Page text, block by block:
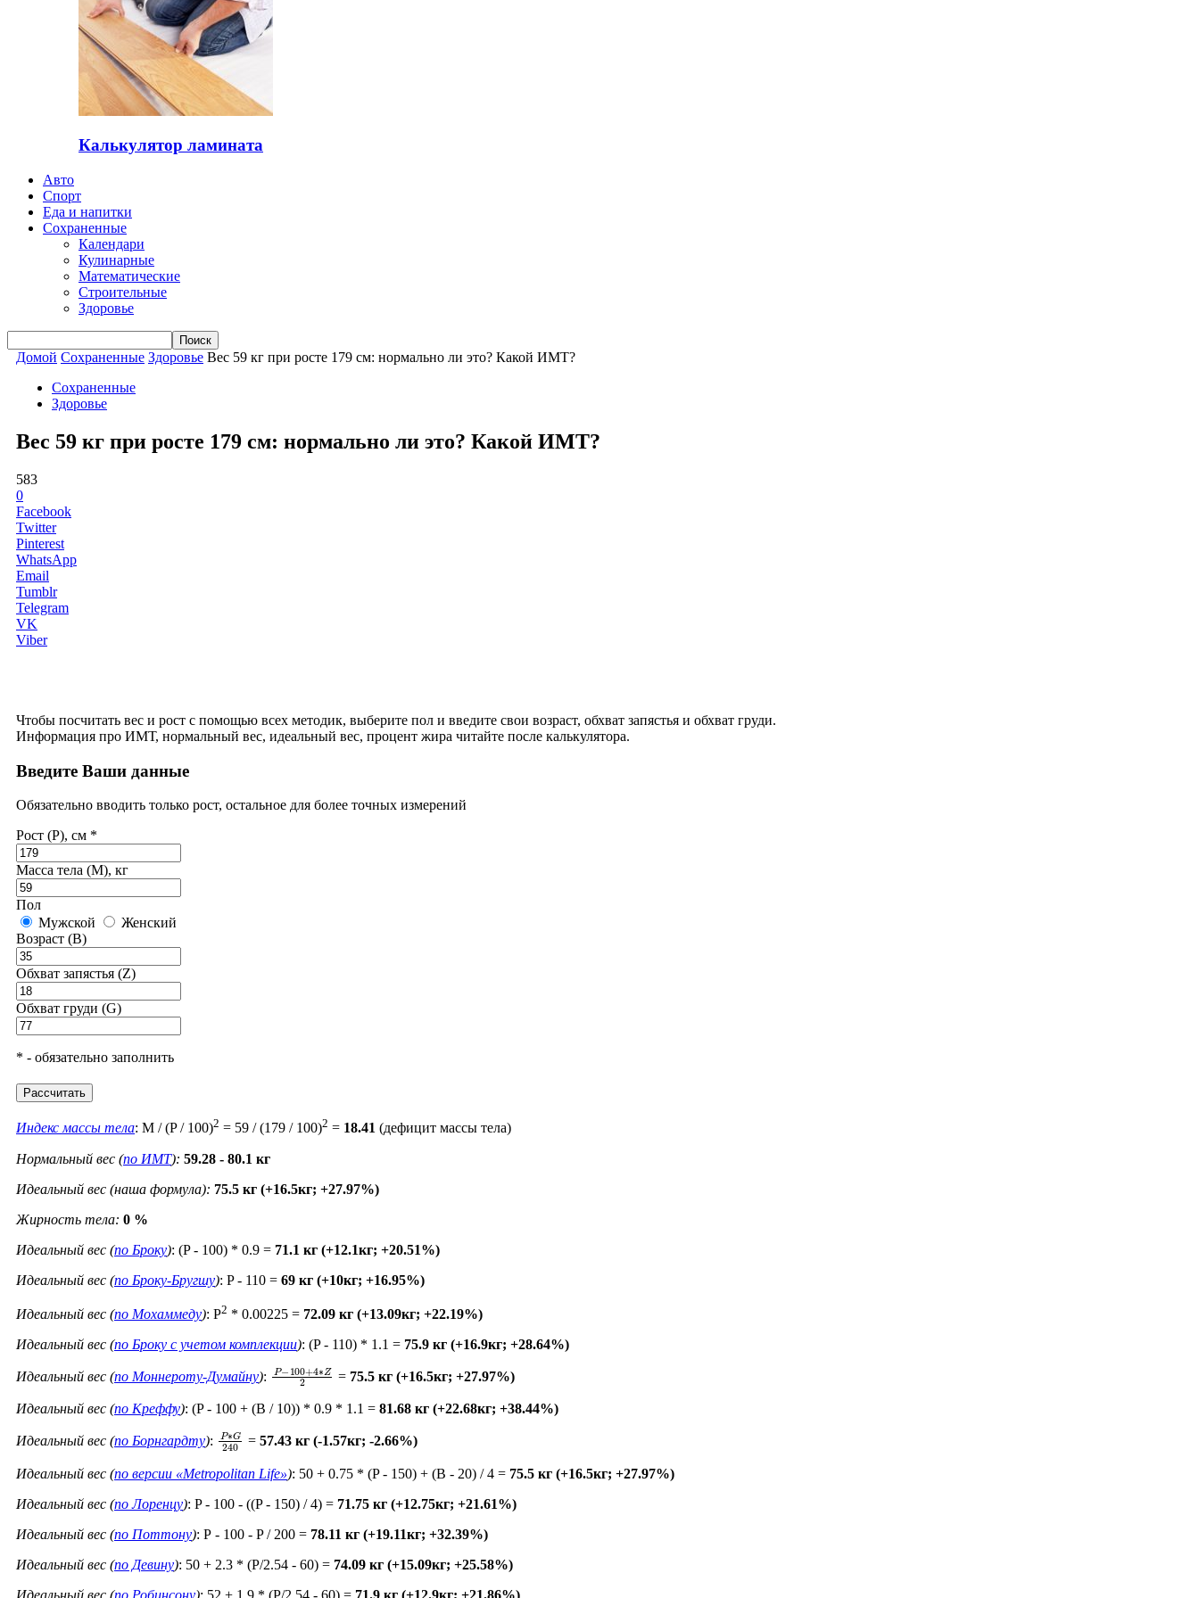
Калькулятор ламината
Авто
Спорт
Еда и напитки
Сохраненные
Календари
Кулинарные
Математические
Строительные
Здоровье
Домой Сохраненные Здоровье Вес 59 кг при росте 179 см: нормально ли это? Какой ИМТ?
Сохраненные
Здоровье
Вес 59 кг при росте 179 см: нормально ли это? Какой ИМТ?
583
0
Facebook
Twitter
Pinterest
WhatsApp
Email
Tumblr
Telegram
VK
Viber
Чтобы посчитать вес и рост с помощью всех методик, выберите пол и введите свои возраст, обхват запястья и обхват груди.
Информация про ИМТ, нормальный вес, идеальный вес, процент жира читайте после калькулятора.
Введите Ваши данные
Обязательно вводить только рост, остальное для более точных измерений
Рост (P), см *
Масса тела (M), кг
Пол
Мужской
Женский
Возраст (B)
Обхват запястья (Z)
Обхват груди (G)
* - обязательно заполнить
Рассчитать
Индекс массы тела: M / (P / 100)2 = 59 / (179 / 100)2 = 18.41 (дефицит массы тела)
Нормальный вес (по ИМТ): 59.28 - 80.1 кг
Идеальный вес (наша формула): 75.5 кг (+16.5кг; +27.97%)
Жирность тела: 0 %
Идеальный вес (по Броку): (P - 100) * 0.9 = 71.1 кг (+12.1кг; +20.51%)
Идеальный вес (по Броку-Бругшу): P - 110 = 69 кг (+10кг; +16.95%)
Идеальный вес (по Мохаммеду): P2 * 0.00225 = 72.09 кг (+13.09кг; +22.19%)
Идеальный вес (по Броку c учетом комплекции): (P - 110) * 1.1 = 75.9 кг (+16.9кг; +28.64%)
Идеальный вес (по Моннероту-Думайну): P− 100 +4∗ 2
= 75.5 кг (+16.5кг; +27.97%)
Идеальный вес (по Креффу): (P - 100 + (B / 10)) * 0.9 * 1.1 = 81.68 кг (+22.68кг; +38.44%)
Идеальный вес (по Борнгардту): P∗G 240
=57.43 кг (-1.57кг; -2.66%)
Идеальный вес (по версии «Metropolitan Life»): 50 + 0.75 * (P - 150) + (B - 20) / 4 = 75.5 кг (+16.5кг; +27.97%)
Идеальный вес (по Лоренцу): P - 100 - ((P - 150) / 4) = 71.75 кг (+12.75кг; +21.61%)
Идеальный вес (по Поттону): Р - 100 - P / 200 = 78.11 кг (+19.11кг; +32.39%)
Идеальный вес (по Девину): 50 + 2.3 * (P/2.54 - 60) = 74.09 кг (+15.09кг; +25.58%)